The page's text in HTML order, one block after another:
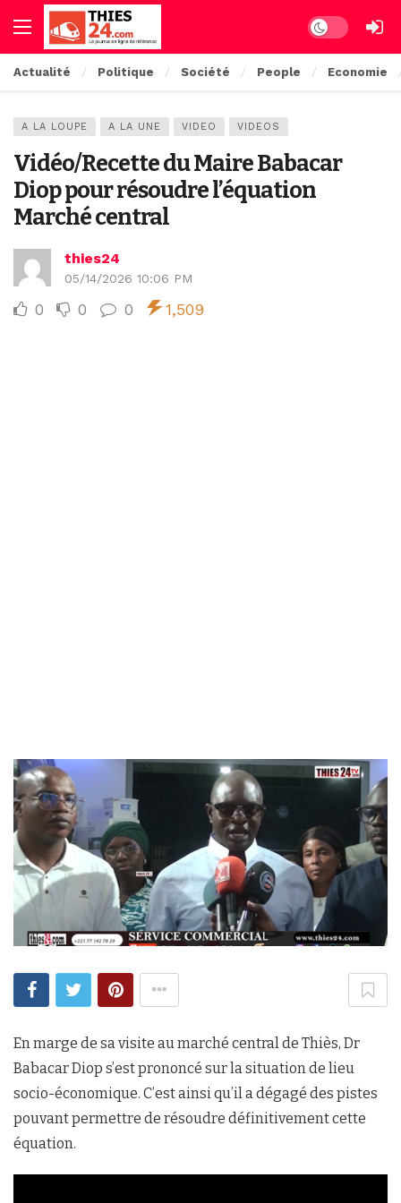
Dark mode
Actualité Politique Société People Economie
A LA LOUPE A LA UNE VIDEO VIDEOS
Vidéo/Recette du Maire Babacar
Diop pour résoudre l’équation
Marché central
thies24
05/14/2026 10:06 PM
0 0 0 1,509
En marge de sa visite au marché central de Thiès, Dr
Babacar Diop s’est prononcé sur la situation de lieu
socio-économique. C’est ainsi qu’il a dégagé des pistes
pouvant permettre de résoudre définitivement cette
équation.